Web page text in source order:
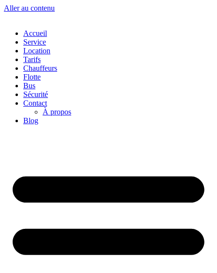
Aller au contenu
Accueil
Service
Location
Tarifs
Chauffeurs
Flotte
Bus
Sécurité
Contact
À propos
Blog